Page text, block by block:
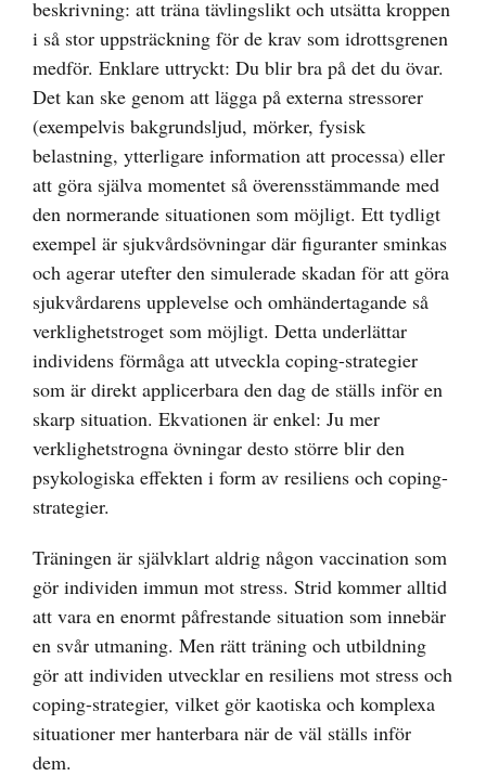
beskrivning: att träna tävlingslikt och utsätta kroppen
i så stor uppsträckning för de krav som idrottsgrenen
medför. Enklare uttryckt: Du blir bra på det du övar.
Det kan ske genom att lägga på externa stressorer
(exempelvis bakgrundsljud, mörker, fysisk
belastning, ytterligare information att processa) eller
att göra själva momentet så överensstämmande med
den normerande situationen som möjligt. Ett tydligt
exempel är sjukvårdsövningar där figuranter sminkas
och agerar utefter den simulerade skadan för att göra
sjukvårdarens upplevelse och omhändertagande så
verklighetstroget som möjligt. Detta underlättar
individens förmåga att utveckla coping-strategier
som är direkt applicerbara den dag de ställs inför en
skarp situation. Ekvationen är enkel: Ju mer
verklighetstrogna övningar desto större blir den
psykologiska effekten i form av resiliens och coping-
strategier.
Träningen är självklart aldrig någon vaccination som
gör individen immun mot stress. Strid kommer alltid
att vara en enormt påfrestande situation som innebär
en svår utmaning. Men rätt träning och utbildning
gör att individen utvecklar en resiliens mot stress och
coping-strategier, vilket gör kaotiska och komplexa
situationer mer hanterbara när de väl ställs inför
dem.